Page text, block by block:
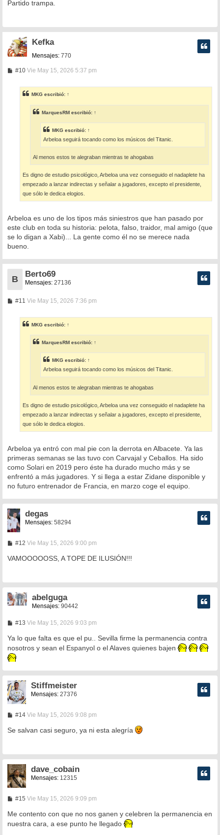
e
Partido trampa.
Kefka
Mensajes: 770
#10M
s
a
Vie May 15, 2026 5:37 pm
MKG escribió: ↑
MarquesRM escribió: ↑
MKG escribió: ↑
Arbeloa seguirá tocando como los músicos del Titanic.
Al menos estos te alegraban mientras te ahogabas
Es digno de estudio psicológico, Arbeloa una vez conseguido el nadaplete ha
empezado a lanzar indirectas y señalar a jugadores, excepto el presidente,
que sólo le dedica elogios.
Arbeloa es uno de los tipos más siniestros que han pasado por
este club en toda su historia: pelota, falso, traidor, mal amigo (que
se lo digan a Xabi)... La gente como él no se merece nada
bueno.
B
Berto69
Mensajes: 27136
#11 M
s
a
Vie May 15, 2026 7:36 pm
MKG escribió: ↑
MarquesRM escribió: ↑
MKG escribió: ↑
Arbeloa seguirá tocando como los músicos del Titanic.
Al menos estos te alegraban mientras te ahogabas
Es digno de estudio psicológico, Arbeloa una vez conseguido el nadaplete ha
empezado a lanzar indirectas y señalar a jugadores, excepto el presidente,
que sólo le dedica elogios.
Arbeloa ya entró con mal pie con la derrota en Albacete. Ya las
primeras semanas se las tuvo con Carvajal y Ceballos. Ha sido
como Solari en 2019 pero éste ha durado mucho más y se
enfrentó a más jugadores. Y si llega a estar Zidane disponible y
no futuro entrenador de Francia, en marzo coge el equipo.
degas
Mensajes:58294
#12M
n
s
e
Vie May 15, 2026 9:00 pm
VAMOOOOOSS, A TOPE DE ILUSIÓN!!!
abelguga
Mensajes: 90442
#13M
n
s
a
Vie May 15, 2026 9:03 pm
Ya lo que falta es que el pu.. Sevilla firme la permanencia contra
nosotros y sean el Espanyol o el Alaves quienes bajen
Stiffmeister
Mensajes: 27376
#14M
n
s
e
Vie May 15, 2026 9:08 pm
Se salvan casi seguro, ya ni esta alegría
dave_cobain
Mensajes: 12315
#15M
n
s
a
Vie May 15, 2026 9:09 pm
Me contento con que no nos ganen y celebren la permanencia en
nuestra cara, a ese punto he llegado